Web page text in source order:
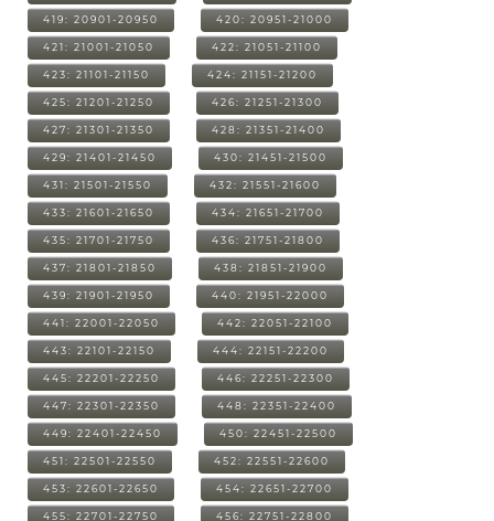
419: 20901-20950 420: 20951-21000
421: 21001-21050 422: 21051-21100
423: 21101-21150 424: 21151-21200
425: 21201-21250 426: 21251-21300
427: 21301-21350 428: 21351-21400
429: 21401-21450 430: 21451-21500
431: 21501-21550 432: 21551-21600
433: 21601-21650 434: 21651-21700
435: 21701-21750 436: 21751-21800
437: 21801-21850 438: 21851-21900
439: 21901-21950 440: 21951-22000
441: 22001-22050 442: 22051-22100
443: 22101-22150 444: 22151-22200
445: 22201-22250 446: 22251-22300
447: 22301-22350 448: 22351-22400
449: 22401-22450 450: 22451-22500
451: 22501-22550 452: 22551-22600
453: 22601-22650 454: 22651-22700
455: 22701-22750 456: 22751-22800